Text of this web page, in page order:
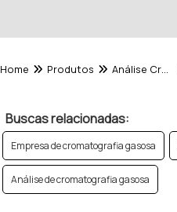
Home Produtos Análise Cromatografica - Categoria
Buscas relacionadas:
Empresa de cromatografia gasosa
Análise de cromatografia gasosa